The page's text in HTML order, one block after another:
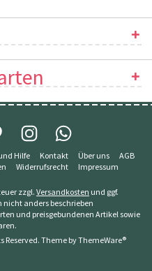
Hilfe Kontakt Über uns
AGB
Widerrufsrecht Impressum
zzgl.Versandkosten und ggf.
anders beschrieben
und preisgebundenen Artikel sowie
Reserved. Theme byThemeWare®